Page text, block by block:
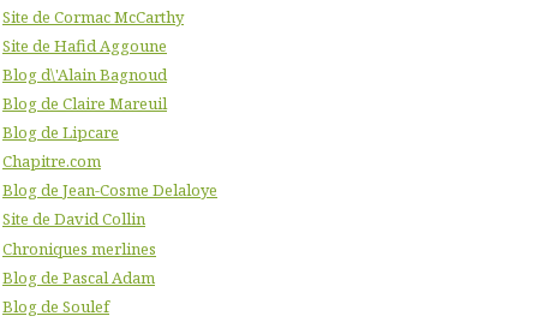
Site de Cormac McCarthy
Site de Hafid Aggoune
Blog d\'Alain Bagnoud
Blog de Claire Mareuil
Blog de Lipcare
Chapitre.com
Blog de Jean-Cosme Delaloye
Site de David Collin
Chroniques merlines
Blog de Pascal Adam
Blog de Soulef